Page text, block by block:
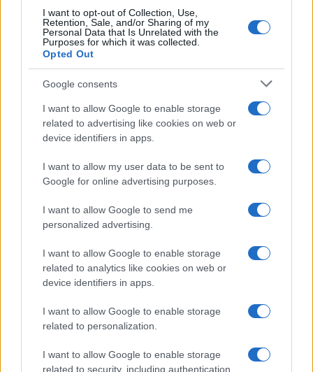
I want to opt-out of Collection, Use,
Retention, Sale, and/or Sharing of my
Personal Data that Is Unrelated with the
Purposes for which it was collected.
Opted Out
Google consents
I want to allow Google to enable storage
related to advertising like cookies on web or
device identifiers in apps.
I want to allow my user data to be sent to
Google for online advertising purposes.
I want to allow Google to send me
personalized advertising.
I want to allow Google to enable storage
related to analytics like cookies on web or
device identifiers in apps.
I want to allow Google to enable storage
related to personalization.
I want to allow Google to enable storage
related to security, including authentication
Δεν μπορώ να κατανοήσω όμως το νόημα επαναφοράς του
Tiger Moth.
Πρώτα γιατί δεν είναι απαραίτητο για την εκπαίδευση των
χειριστών του Spitfire, εκτός αν προορίζονται για αυτό χειριστές
χωρίς καμία πτητική εμπειρία, άρα πρέπει να ξεκινούν από την
αρχική εκπαίδευση! Διαφορετικά και το T-6 μια χαρά εισαγωγικό
εκπαιδευτικό είναι για το Spitfire. Αυτό έκανε άλλωστε κατά τον
Β ΠΠ σε άλλες αεροπορίες και στην μικρή ταυτόχρονη υπηρεσία
Δεύτερο, ένα το έχουμε το Tiger Moth. Να συντηρηθεί σωστά και
να επανέλθει εξωτερικά σε άριστη κατάσταση είναι απόλυτα
επιθυμητό. Το νόημα να πρέπει να πετάει, με το μικρό αλλά
υπαρκτό ρίσκο πιθανής απώλειας; Θέλουμε ένα μουσείο ΠΑ που
και να προβάλει την ιστορία της αεροπορίας ή θέλουμε ένα
σμήνος ιστορικών αεροσκαφών για παρελάσεις; Επίσης αν
ανακατασκευαστεί, πόσο αυθεντικό θα είναι; Τα ξύλινα δομικά
στοιχεία και η υφασμάτινη επικάλυψη, είναι δυνατό να
διατηρηθούν μετά από τόσα χρόνια που βρίσκονταν σε υπαίθρια
Προσοχή, δεν είμαι αντίθετος στην επαναφορά σε αξιόπλοη